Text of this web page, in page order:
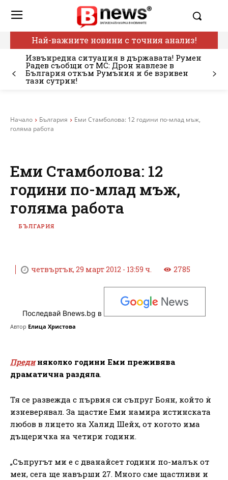
Най-важните новини с точния анализ!
Извънредна ситуация в държавата! Румен
Радев съобщи от МС: Дрон навлезе в
България откъм Румъния и бе взривен
тази сутрин!
Начало България
Еми Стамболова: 12 години по-млад мъж,
голяма работа
Еми Стамболова: 12
години по-млад мъж,
голяма работа
БЪЛГАРИЯ
четвъртък, 29 март 2012 - 13:59 ч. 2785
Последвай Bnews.bg в
Автор Елица Христова
Прединяколко години Еми преживява
драматична раздяла.
Тя се развежда с първия си съпруг Боян, който ѝ
изневерявал. За щастие Еми намира истинската
любов в лицето на Халид Шейх, от когото има
дъщеричка на четири години.
„Съпругът ми е с дванайсет години по-малък от
мен, сега ще навърши 27. Много сме щастливи и